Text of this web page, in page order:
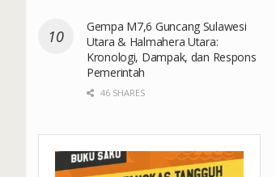
Gempa M7,6 Guncang Sulawesi
Utara & Halmahera Utara:
Kronologi, Dampak, dan Respons
Pemerintah
46 SHARES